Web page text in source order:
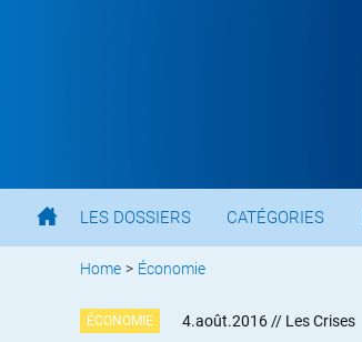
LES DOSSIERS CATÉGORIES
Home > Économie
ÉCONOMIE 4.août.2016 // Les Crises